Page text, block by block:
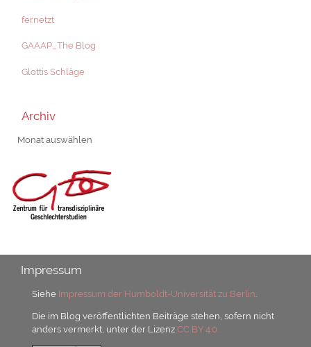
fernetzt
GAAAP_The Blog
Glottis Schläge
Archiv
Archiv
Impressum
Siehe Impressum der Humboldt-Universität zu Berlin.
Die im Blog veröffentlichten Beiträge stehen, sofern nicht
anders vermerkt, unter der LizenzCC BY 4.0.